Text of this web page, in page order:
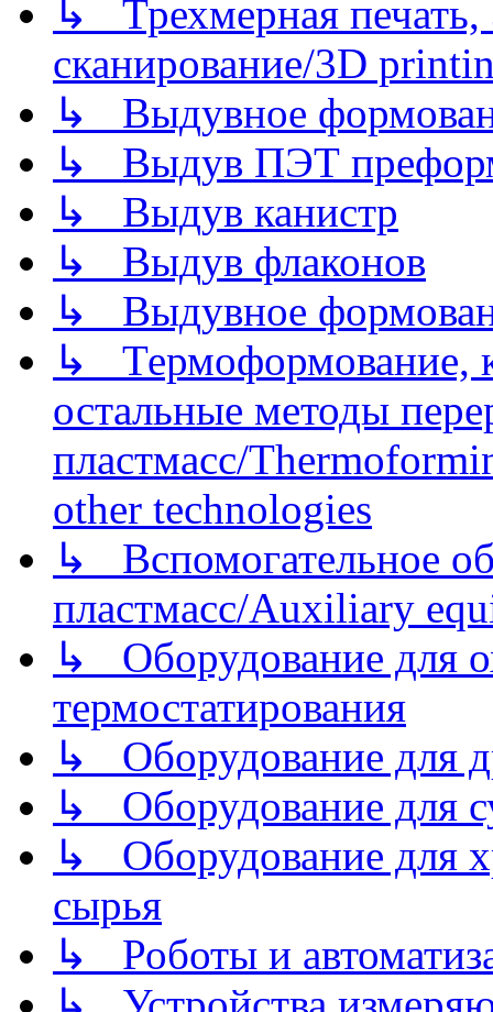
↳ Трехмерная
сканирование/3D
↳ Выдувное
↳ Выдув ПЭТ
↳ Выдув канистр
↳ Выдув флаконов
↳ Выдувное
↳ Термоформование,
остальные методы
пластмасс/
other technologies
↳ Вспомогательное
пластмасс/Auxiliary
↳ Оборудование для
термостатирования
↳ Оборудование для
↳ Оборудование для
↳ Оборудование для
сырья
↳ Роботы и